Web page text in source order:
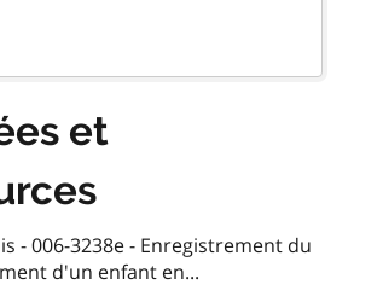
et
- 006-3238e - Enregistrement du
d'un enfant en...